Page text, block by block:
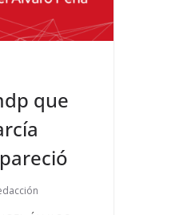
que